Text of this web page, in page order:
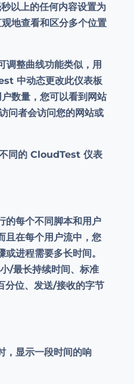
以上的任何内容设置为
地查看和区分多个位置
整曲线功能类似，用
中动态更改此仪表板
数量，您可以看到网站
问者会访问您的网站或
同的 CloudTest 仪表
的每个不同脚本和用户
且在每个用户流中，您
进程需要多长时间。
/最长持续时间、标准
分位、发送/接收的字节
，显示一段时间的响